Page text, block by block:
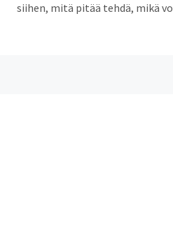
siihen, mitä pitää tehdä, mikä